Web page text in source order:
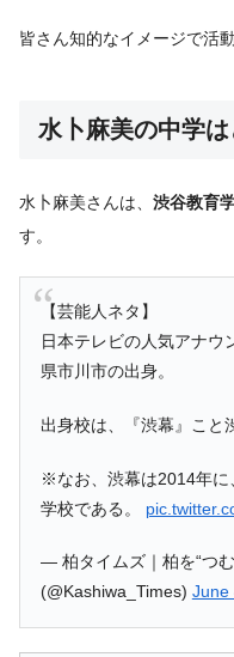
皆さん知的なイメージで活
水卜麻美の中学は
水卜麻美さんは、 渋谷教育
す。
【芸能人ネタ】
日本テレビの人気アナウ
県市川市の出身。
出身校は、『渋幕』こと
※なお、渋幕は2014年に
学校である。
— 柏タイムズ｜柏を“つ
(@Kashiwa_Times) June